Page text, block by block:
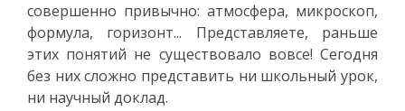
совершенно привычно: атмосфера, микроскоп,
формула, горизонт... Представляете, раньше
этих понятий не существовало вовсе! Сегодня
без них сложно представить ни школьный урок,
ни научный доклад.